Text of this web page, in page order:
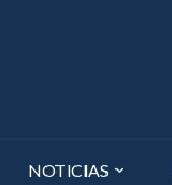
NOTICIAS